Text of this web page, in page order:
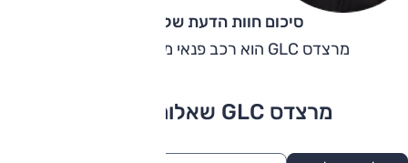
סיכום חוות הדעת של קינן כהן
מרצדס GLC הוא רכב פנאי משובח ומאוד יקר.
מרצדס GLC שאלות ותשובות